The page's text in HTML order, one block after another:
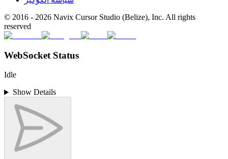
© 2016 - 2026 Navix Cursor Studio (Belize), Inc. All rights
reserved
WebSocket Status
Idle
Show Details